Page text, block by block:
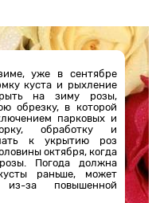
уже в сентябре
куста и рыхление
на зиму розы,
обрезку, в которой
парковых и
обработку и
к укрытию роз
октября, когда
Погода должна
раньше, может
за повышенной